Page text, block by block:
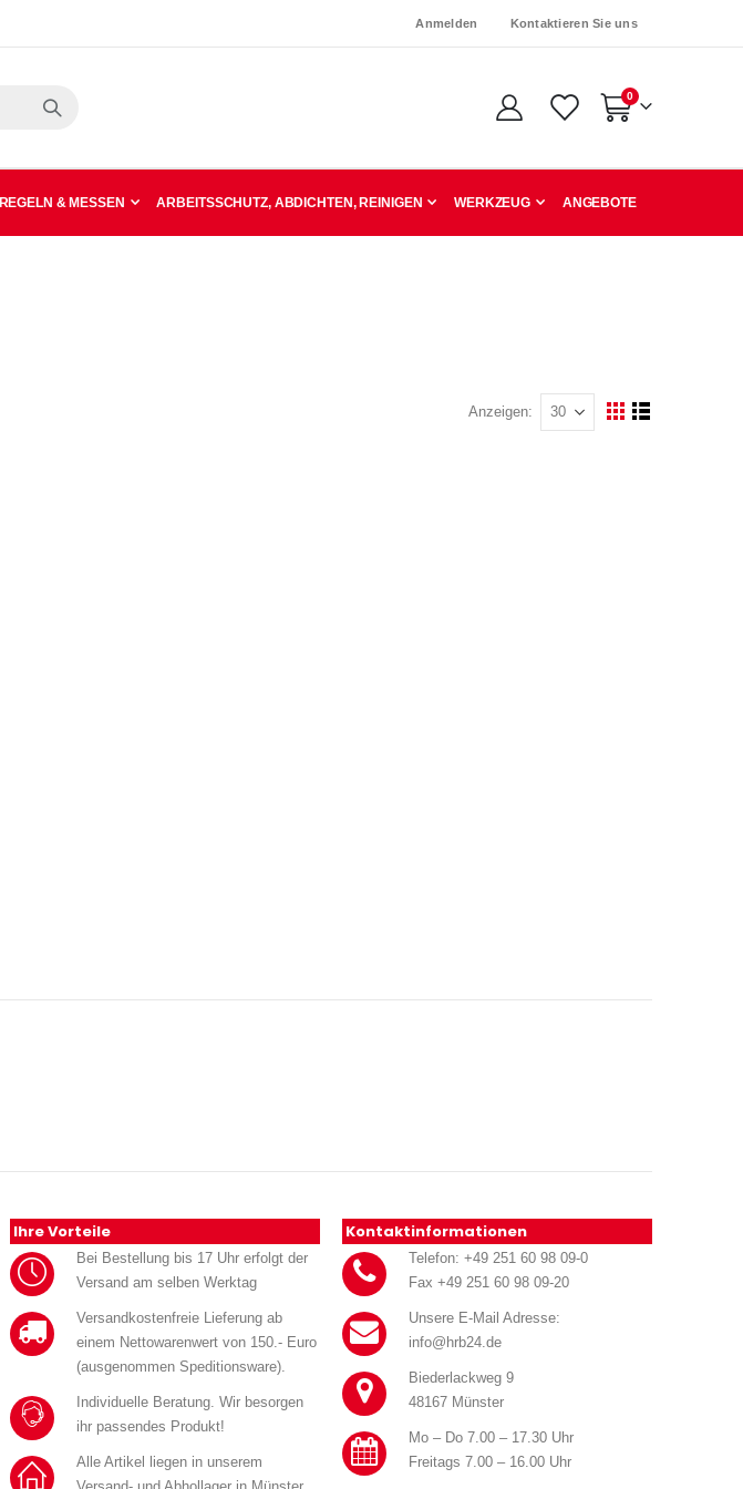
Anmelden Kontaktieren Sie uns
Warenkorb
0Artikel
REGELN & MESSEN ARBEITSSCHUTZ, ABDICHTEN, REINIGEN WERKZEUG ANGEBOTE
Anzeigen
Ansicht
Ihre Vorteile
Bei Bestellung bis 17 Uhr erfolgt der
Versand am selben Werktag
Versandkostenfreie Lieferung ab
einem Nettowarenwert von 150.- Euro
(ausgenommen Speditionsware).
Individuelle Beratung. Wir besorgen
ihr passendes Produkt!
Alle Artikel liegen in unserem
Kontaktinformationen
Telefon: +49 251 60 98 09-0
Fax +49 251 60 98 09-20
Unsere E-Mail Adresse:
info@hrb24.de
Biederlackweg 9
48167 Münster
Mo – Do 7.00 – 17.30 Uhr
Freitags 7.00 – 16.00 Uhr